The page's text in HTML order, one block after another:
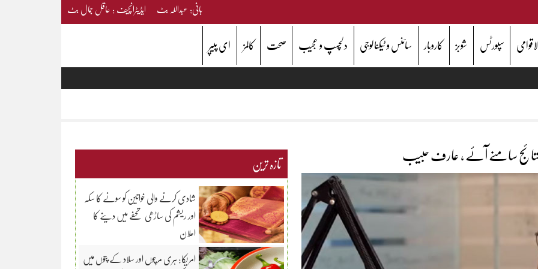
بانی: عبداللہ بٹ ایڈیٹرانچیف : عاقل جمال بٹ
سپورٹس شوبز کاروبار سائنس و ٹیکنالوجی دلچسپ و عجیب صحت کالمز ای پیپر
سامنے آئے ، عارف حبیب تازہ ترین
شادی کرنے والی خواتین کو سونے کا سکہ
اور ریشم کی ساڑھی تحفے میں دینے کا
اعلان
امریکا: ہری مرچوں اور سلاد کے پتوں میں